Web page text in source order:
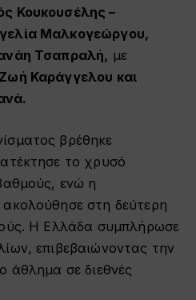
Κουκουσέλης –
Μαλκογεώργου,
Τσαπραλή, με
Ζωή Καράγγελου και
βρέθηκε
το χρυσό
ενώ η
ακολούθησε στη δεύτερη
Η Ελλάδα συμπλήρωσε
επιβεβαιώνοντας την
άθλημα σε διεθνές